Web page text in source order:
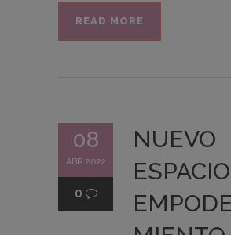
READ MORE
08
ABR 2022
0
NUEVO